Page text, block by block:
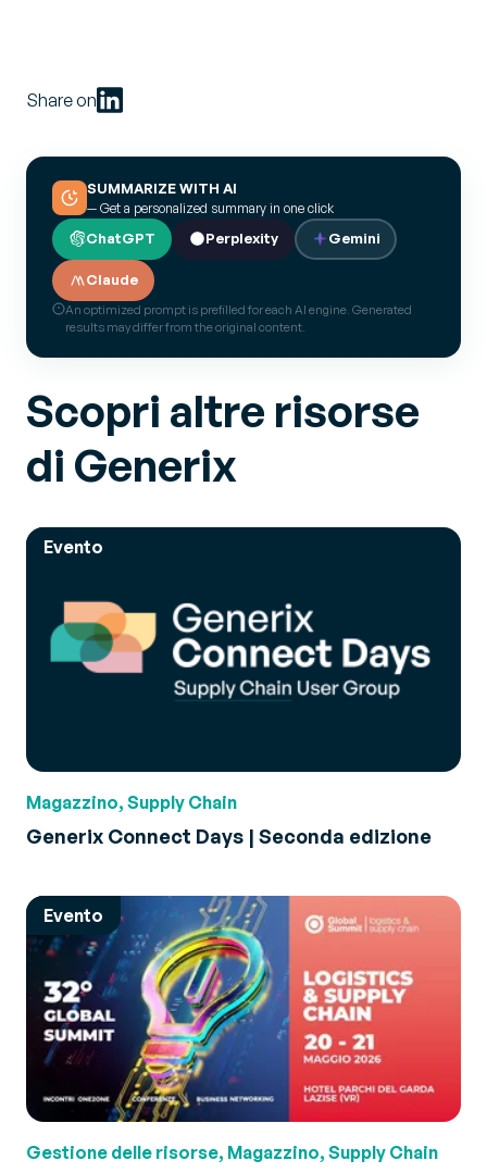
Share on
SUMMARIZE WITH AI
— Get a personalized summary in one click
ChatGPT Perplexity Gemini
Claude
An optimized prompt is prefilled for each AI engine. Generated
results may differ from the original content.
Scopri altre risorse
di Generix
Evento
Magazzino, Supply Chain
Generix Connect Days | Seconda edizione
Evento
Gestione delle risorse, Magazzino, Supply Chain